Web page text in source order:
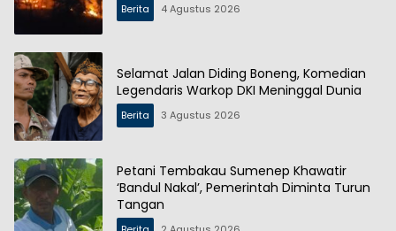
Berita 4 Agustus 2026
Selamat Jalan Diding Boneng, Komedian
Legendaris Warkop DKI Meninggal Dunia
Berita 3 Agustus 2026
Petani Tembakau Sumenep Khawatir
‘Bandul Nakal’, Pemerintah Diminta Turun
Tangan